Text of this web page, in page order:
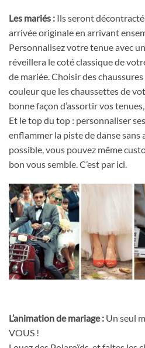
Les mariés : Ils seront
arrivée originale en arrivant
Personnalisez votre tenue avec
réveillera le coté classique de
de mariée. Choisir des
couleur que les chaussettes de
bonne façon d’assortir vos
Et le top du top : personnaliser
enflammer la piste de danse sans
possible, vous pouvez même
bon vous semble. C’est par ici.
L’animation de mariage : Un seul
VOUS !